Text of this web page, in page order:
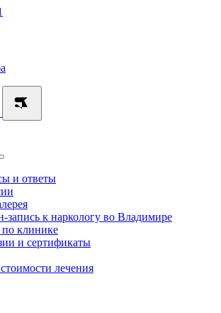
и ответы
запись к наркологу во Владимире
по клинике
и сертификаты
лечения